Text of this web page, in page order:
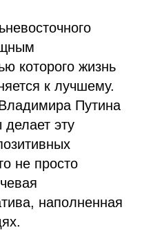
которого жизнь
к лучшему.
Путина
делает эту
не просто
наполненная